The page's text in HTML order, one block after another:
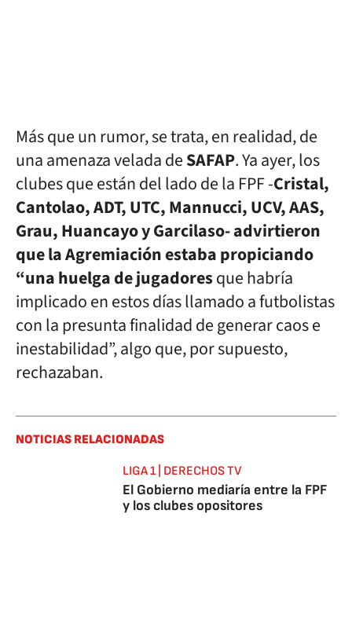
Más que un rumor, se trata, en realidad, de
una amenaza velada deSAFAP. Ya ayer, los
clubes que están del lado de la FPF -Cristal,
Cantolao, ADT, UTC, Mannucci, UCV, AAS,
Grau, Huancayo y Garcilaso- advirtieron
que la Agremiación estaba propiciando
“una huelga de jugadoresque habría
implicado en estos días llamado a futbolistas
con la presunta finalidad de generar caos e
inestabilidad”, algo que, por supuesto,
rechazaban.
NOTICIAS RELACIONADAS
LIGA 1 | DERECHOS TV
El Gobierno mediaría entre la FPF
y los clubes opositores